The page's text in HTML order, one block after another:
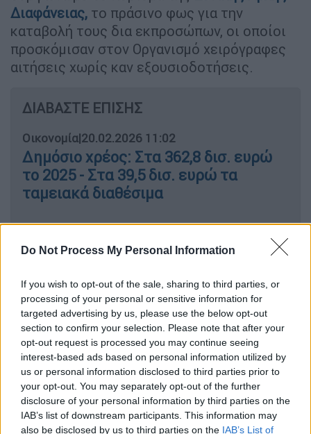
Do Not Process My Personal Information
If you wish to opt-out of the sale, sharing to third parties, or
processing of your personal or sensitive information for
targeted advertising by us, please use the below opt-out
section to confirm your selection. Please note that after your
opt-out request is processed you may continue seeing
interest-based ads based on personal information utilized by
us or personal information disclosed to third parties prior to
your opt-out. You may separately opt-out of the further
disclosure of your personal information by third parties on the
IAB’s list of downstream participants. This information may
also be disclosed by us to third parties on the IAB’s List of
Διαφάνειας, το πράσινο φως για την
καταβολή τους δια εκπροσώπων, οι οποίοι
προσκόμισαν στον Οργανισμό χειρόγραφες
αιτήσεις χωρίς καν εξουσιοδοτήσεις.
ΔΙΑΒΑΣΤΕ ΕΠΙΣΗΣ
Οικονομία|20.02.2026 11:02
Δημόσιο χρέος: Στα 362,8 δισ. ευρώ
το 2025 - Στα 39,5 δισ. ευρώ τα
ταμειακά διαθέσιμα
Αναλυτικά, σύμφωνα με την ΕΡΤ, άτομο
εμφανιζόταν ως εκπρόσωπος ευαίσθητης
πληθυσμιακής ομάδας δικαιούχων
επιδομάτων τουΟΠΕΚΑ. Πήγαινε τακτικά
στα γραφεία του Οργανισμού. Στα χέρια του
φάκελοι με αιτήσεις αλλά και δώρα σύμφωνα
με το πόρισμα της Εθνικής Αρχής
Διαφάνειας. «Η προσέλευση του παραπάνω
προσώπου λάμβανε χώρα τουλάχιστον δύο
φορές το μήνα για χρονικό διάστημα πέραν